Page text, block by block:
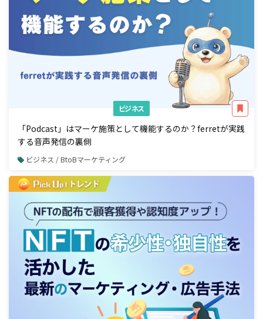
ビジネス
「Podcast」はマーケ施策として機能するのか？ferretが実践
する音声発信の裏側
ビジネス / BtoBマーケティング